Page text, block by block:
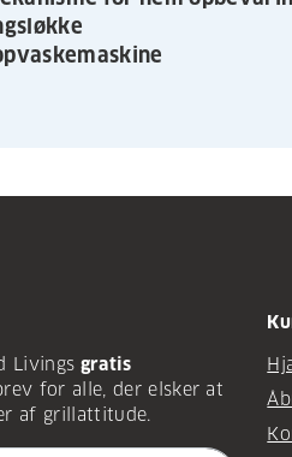
Livings gratis
for alle, der elsker at
af grillattitude.